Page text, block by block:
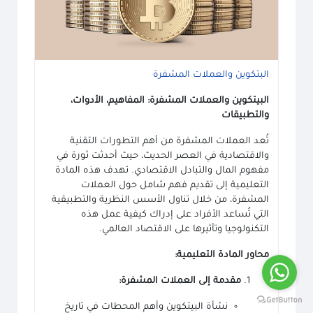
البتكوين والعملات المشفرة
البيتكوين والعملات المشفرة: المفاهيم، الأدوات،
والتطبيقات
تُعد العملات المشفرة من أهم التطورات التقنية
والاقتصادية في العصر الحديث، حيث أحدثت ثورة في
مفهوم المال والتبادل الاقتصادي. تهدف هذه المادة
التعليمية إلى تقديم فهم شامل حول العملات
المشفرة، من خلال تناول الأسس النظرية والتطبيقية
التي تُساعد الأفراد على إدراك كيفية عمل هذه
التكنولوجيا وتأثيرها على الاقتصاد العالمي.
محاور المادة التعليمية:
مقدمة إلى العملات المشفرة:
نشأة البيتكوين وأهم المحطات في تاريخ